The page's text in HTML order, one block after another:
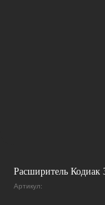
Расширитель
Артикул: